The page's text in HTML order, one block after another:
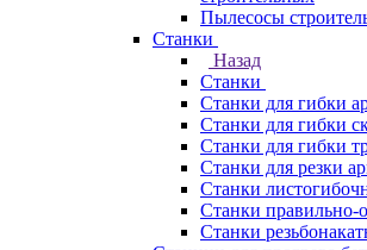
Пылесосы
Станки
Назад
Станки
Станки для гибки
Станки для гибки
Станки для гибки
Станки для резки
Станки
Станки правильно-
Станки